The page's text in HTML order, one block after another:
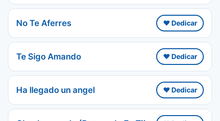
No Te Aferres ❤️ Dedicar
Te Sigo Amando ❤️ Dedicar
Ha llegado un angel ❤️ Dedicar